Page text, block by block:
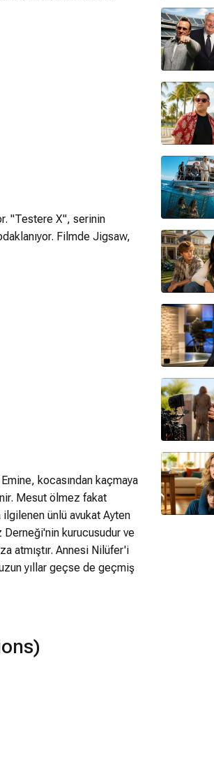
"Testere X", serinin
Filmde Jigsaw,
kocasından kaçmaya
Mesut ölmez fakat
ilgilenen ünlü avukat Ayten
Derneği'nin kurucusudur ve
atmıştır. Annesi Nilüfer'i
yıllar geçse de geçmiş